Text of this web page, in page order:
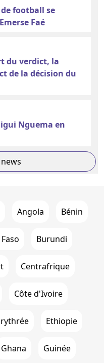
football se
Faé
du verdict, la
de la décision du
Nguema en
Angola Bénin
Burundi
Centrafrique
Côte d'Ivoire
Ethiopie
Ghana Guinée